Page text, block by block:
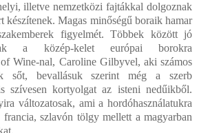
illetve nemzetközi fajtákkal dolgoznak
készítenek. Magas minőségű boraik hamar
figyelmét. Többek között jó
a közép-kelet európai borokra
Wine-nal, Caroline Gilbyvel, aki számos
sőt, bevallásuk szerint még a szerb
szívesen kortyolgat az isteni nedűikből.
változatosak, ami a hordóhasználatukra
szlavón tölgy mellett a magyarban